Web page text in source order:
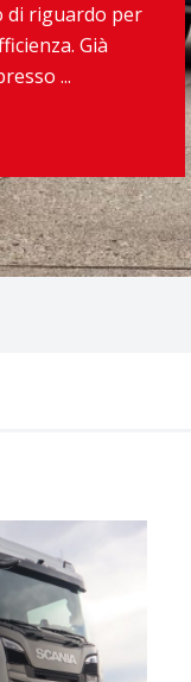
di riguardo per
Già
...